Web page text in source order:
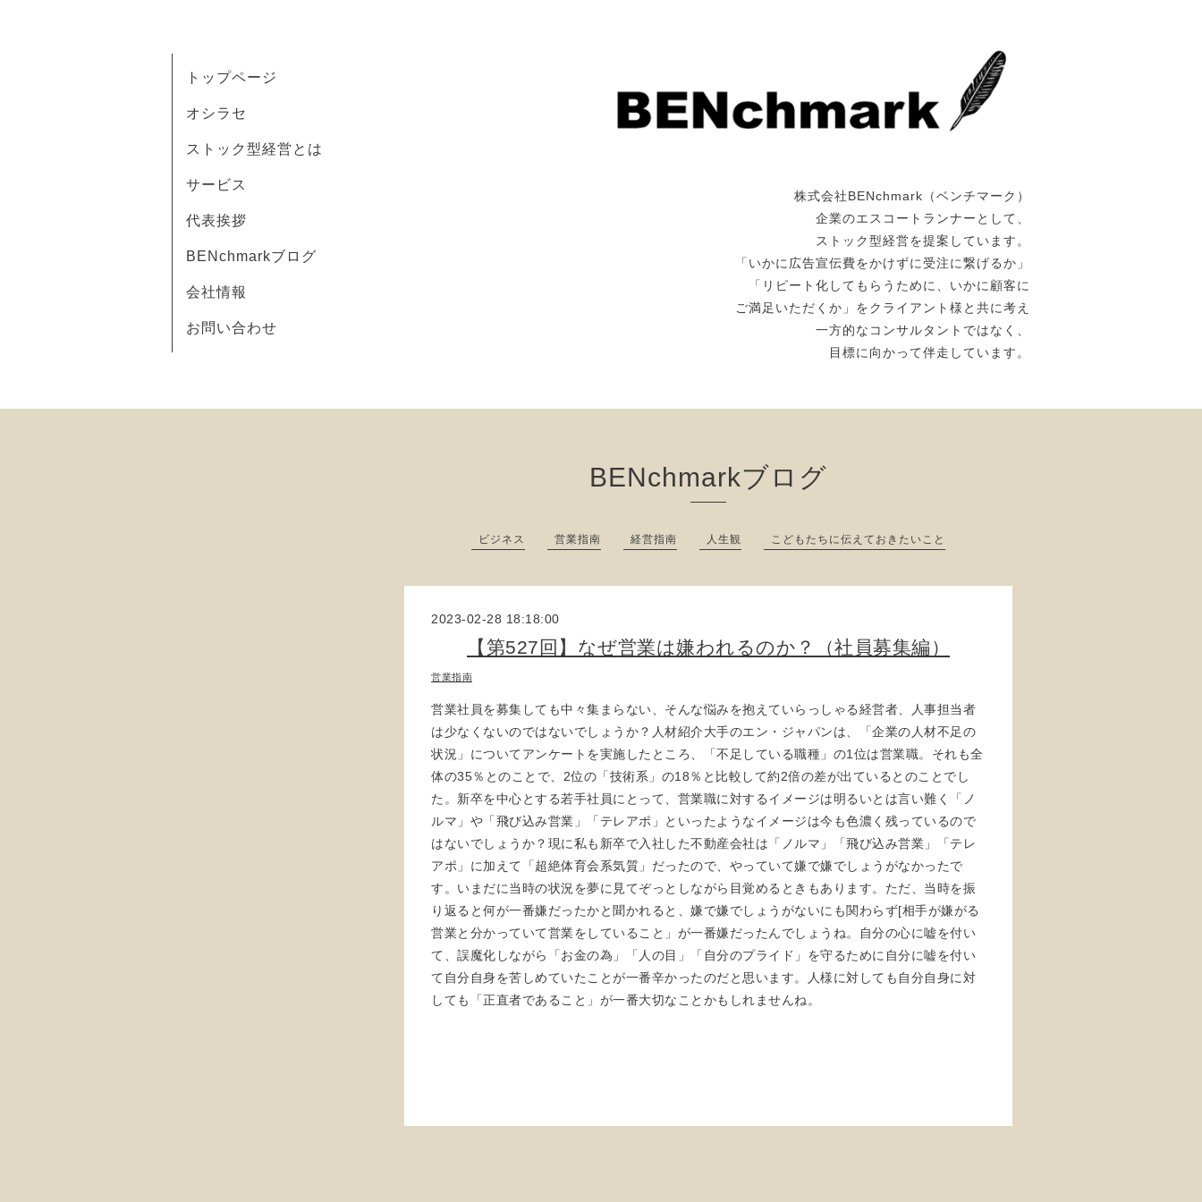
株式会社BENchmark（ベンチマーク）
企業のエスコートランナーとして、
ストック型経営を提案しています。
「いかに広告宣伝費をかけずに受注に繋げるか」
「リピート化してもらうために、いかに顧客に
ご満足いただくか」をクライアント様と共に考え
一方的なコンサルタントではなく、
目標に向かって伴走しています。
トップページ
オシラセ
ストック型経営とは
サービス
代表挨拶
BENchmarkブログ
会社情報
お問い合わせ
BENchmarkブログ
ビジネス 営業指南 経営指南 人生観 こどもたちに伝えておきたいこと
2023-02-28 18:18:00
【第527回】なぜ営業は嫌われるのか？（社員募集編）
営業指南
営業社員を募集しても中々集まらない、そんな悩みを抱えていらっしゃる経営者、人事担当者
は少なくないのではないでしょうか？人材紹介大手のエン・ジャパンは、「企業の人材不足の
状況」についてアンケートを実施したところ、「不足している職種」の1位は営業職。それも全
体の35％とのことで、2位の「技術系」の18％と比較して約2倍の差が出ているとのことでし
た。新卒を中心とする若手社員にとって、営業職に対するイメージは明るいとは言い難く「ノ
ルマ」や「飛び込み営業」「テレアポ」といったようなイメージは今も色濃く残っているので
はないでしょうか？現に私も新卒で入社した不動産会社は「ノルマ」「飛び込み営業」「テレ
アポ」に加えて「超絶体育会系気質」だったので、やっていて嫌で嫌でしょうがなかったで
す。いまだに当時の状況を夢に見てぞっとしながら目覚めるときもあります。ただ、当時を振
り返ると何が一番嫌だったかと聞かれると、嫌で嫌でしょうがないにも関わらず[相手が嫌がる
営業と分かっていて営業をしていること」が一番嫌だったんでしょうね。自分の心に嘘を付い
て、誤魔化しながら「お金の為」「人の目」「自分のプライド」を守るために自分に嘘を付い
て自分自身を苦しめていたことが一番辛かったのだと思います。人様に対しても自分自身に対
しても「正直者であること」が一番大切なことかもしれませんね。